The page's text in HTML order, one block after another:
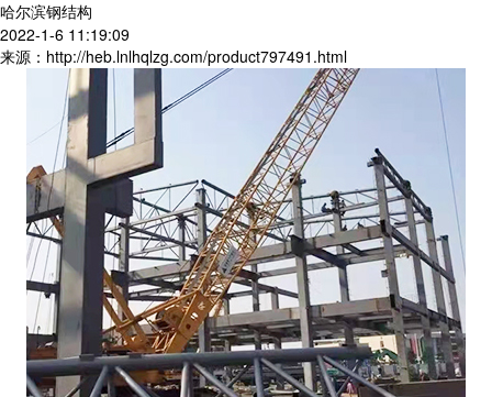
哈尔滨钢结构
2022-1-6 11:19:09
来源：http://heb.lnlhqlzg.com/product797491.html